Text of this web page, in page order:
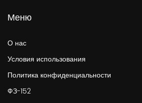
Меню
О нас
Условия использования
Политика конфиденциальности
ФЗ-152